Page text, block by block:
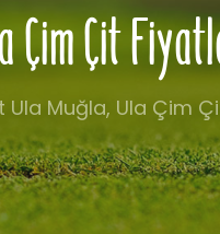
Çim Çit
Ula Muğla, Ula Çim